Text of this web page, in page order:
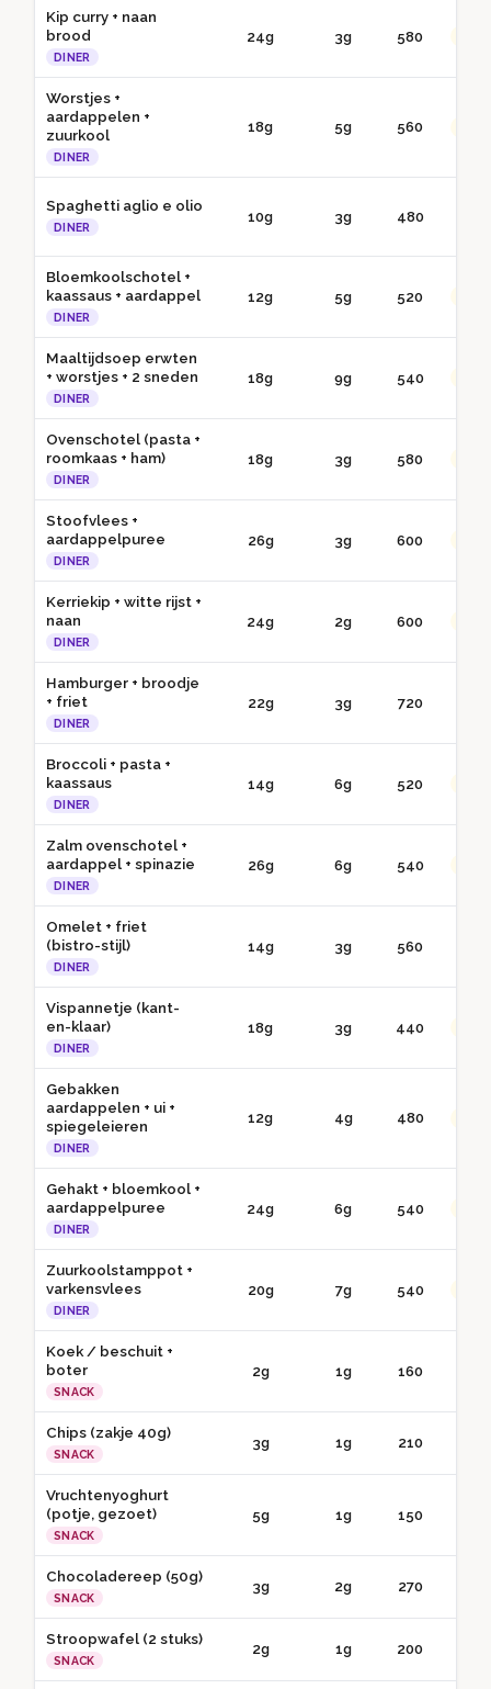
Kip curry + naan
brood
DINER
24g 3g 580
Worstjes +
aardappelen +
zuurkool
DINER
18g 5g 560
Spaghetti aglio e olio
DINER
10g 3g 480
Bloemkoolschotel +
kaassaus + aardappel
DINER
12g 5g 520
Maaltijdsoep erwten
+ worstjes + 2 sneden
DINER
18g 9g 540
Ovenschotel (pasta +
roomkaas + ham)
DINER
18g 3g 580
Stoofvlees +
aardappelpuree
DINER
26g 3g 600
Kerriekip + witte rijst +
naan
DINER
24g 2g 600
Hamburger + broodje
+ friet
DINER
22g 3g 720
Broccoli + pasta +
kaassaus
DINER
14g 6g 520
Zalm ovenschotel +
aardappel + spinazie
DINER
26g 6g 540
Omelet + friet
(bistro-stijl)
DINER
14g 3g 560
Vispannetje (kant-
en-klaar)
DINER
18g 3g 440
Gebakken
aardappelen + ui +
spiegeleieren
DINER
12g 4g 480
Gehakt + bloemkool +
aardappelpuree
DINER
24g 6g 540
Zuurkoolstamppot +
varkensvlees
DINER
20g 7g 540
Koek / beschuit +
boter
SNACK
2g 1g 160
Chips (zakje 40g)
SNACK
3g 1g 210
Vruchtenyoghurt
(potje, gezoet)
SNACK
5g 1g 150
Chocoladereep (50g)
SNACK
3g 2g 270
Stroopwafel (2 stuks)
SNACK
2g 1g 200